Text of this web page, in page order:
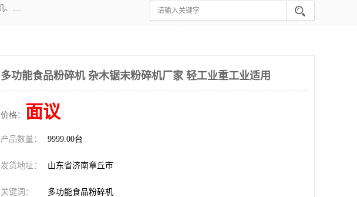
济南恒瑞达机械有限公司主营：颗粒机、环模颗粒机、平模颗粒机、粉碎机、滚筒筛分机、冷却机、颗粒燃烧机、生物质颗粒机、木屑颗粒机、秸秆颗粒机、饲料颗粒机、燃料颗粒机、木材粉碎机、秸秆粉碎机、饲料粉碎机、颗粒冷却机、锯末滚筒筛、锤片粉碎机、滚筒筛、搅拌机等产品。
多功能食品粉碎机 杂木锯末粉碎机厂家 轻工业重工业适用
价格： 面议
产品数量： 9999.00台
发货地址： 山东省济南章丘市
关键词： 多功能食品粉碎机